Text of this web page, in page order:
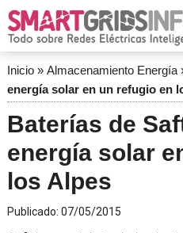
Inicio» Almacenamiento Energía
energía solar en un refugio en
Baterías de
energía solar
los Alpes
Publicado: 07/05/2015